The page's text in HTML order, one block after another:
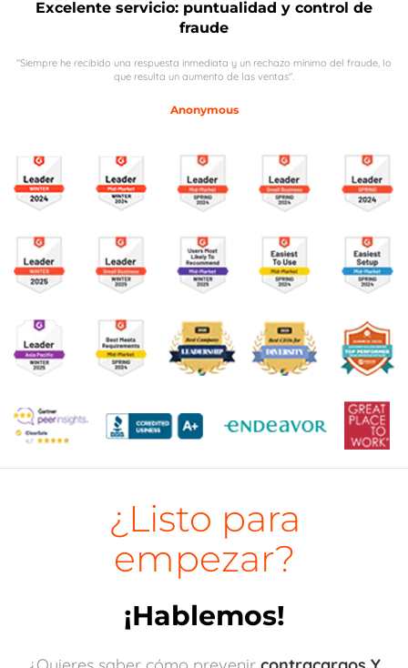
Excelente servicio: puntualidad y control de
fraude
"Siempre he recibido una respuesta inmediata y un rechazo mínimo del fraude, lo
que resulta un aumento de las ventas".
Anonymous
¿Listo para
empezar?
¡Hablemos!